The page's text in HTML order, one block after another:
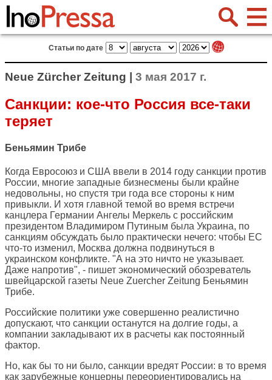
Статьи по дате
Neue Zürcher Zeitung | 3 мая 2017 г.
Санкции: кое-что Россия все-таки
теряет
Беньямин Трибе
Когда Евросоюз и США ввели в 2014 году санкции против
России, многие западные бизнесмены были крайне
недовольны, но спустя три года все стороны к ним
привыкли. И хотя главной темой во время встречи
канцлера Германии Ангелы Меркель с российским
президентом Владимиром Путиным была Украина, по
санкциям обсуждать было практически нечего: чтобы ЕС
что-то изменил, Москва должна подвинуться в
украинском конфликте. "А на это ничто не указывает.
Даже напротив", - пишет экономический обозреватель
швейцарской газеты Neue Zuercher Zeitung Беньямин
Трибе.
Российские политики уже совершенно реалистично
допускают, что санкции останутся на долгие годы, а
компании закладывают их в расчеты как постоянный
фактор.
Но, как бы то ни было, санкции вредят России: в то время
как зарубежные концерны переориентировались на